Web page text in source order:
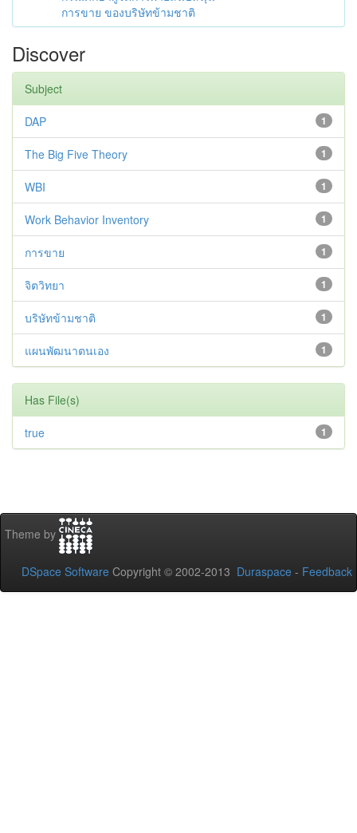
การขาย ของบริษัทข้ามชาติ
Discover
Subject
1
DAP
1
The Big Five Theory
1
WBI
1
Work Behavior Inventory
1
การขาย
1
จิตวิทยา
1
บริษัทข้ามชาติ
1
แผนพัฒนาตนเอง
Has File(s)
1
true
Theme by
DSpace Software Copyright © 2002-2013 Duraspace - Feedback